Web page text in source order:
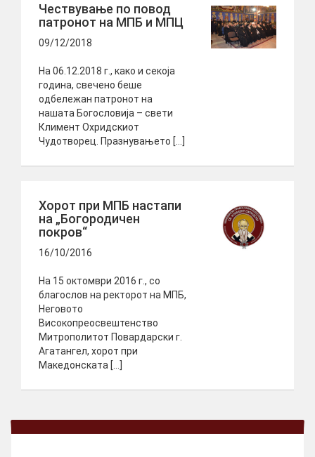
Чествување по повод
патронот на МПБ и МПЦ
09/12/2018
На 06.12.2018 г., како и секоја
година, свечено беше
одбележан патронот на
нашата Богословија – свети
Климент Охридскиот
Чудотворец. Празнувањето […]
Хорот при МПБ настапи
на „Богородичен
покров“
16/10/2016
На 15 октомври 2016 г., со
благослов на ректорот на МПБ,
Неговото
Високопреосвештенство
Митрополитот Повардарски г.
Агатангел, хорот при
Македонската […]